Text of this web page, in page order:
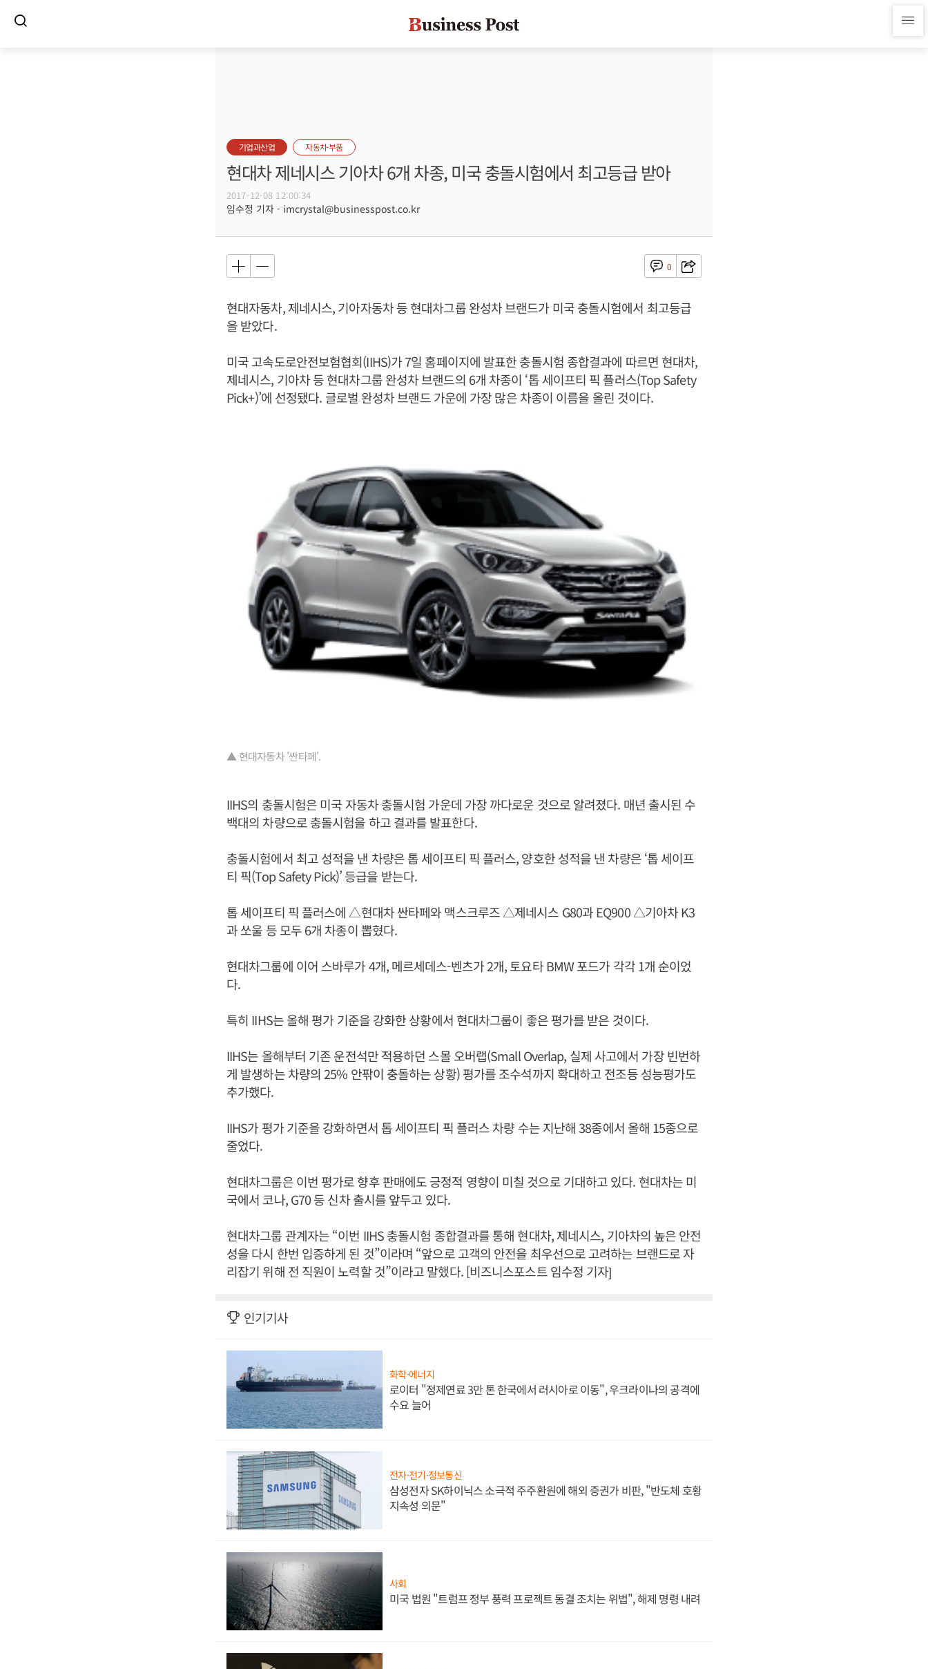
기업과산업 자동차·부품
현대차 제네시스 기아차 6개 차종, 미국 충돌시험에서 최고등급 받아
2017-12-08 12:00:34
임수정 기자 - imcrystal@businesspost.co.kr
0
현대자동차, 제네시스, 기아자동차 등 현대차그룹 완성차 브랜드가 미국 충돌시험에서 최고등급
을 받았다.
미국 고속도로안전보험협회(IIHS)가 7일 홈페이지에 발표한 충돌시험 종합결과에 따르면 현대차,
제네시스, 기아차 등 현대차그룹 완성차 브랜드의 6개 차종이 ‘톱 세이프티 픽 플러스(Top Safety
Pick+)’에 선정됐다. 글로벌 완성차 브랜드 가운에 가장 많은 차종이 이름을 올린 것이다.
▲ 현대자동차 '싼타페'.
IIHS의 충돌시험은 미국 자동차 충돌시험 가운데 가장 까다로운 것으로 알려졌다. 매년 출시된 수
백대의 차량으로 충돌시험을 하고 결과를 발표한다.
충돌시험에서 최고 성적을 낸 차량은 톱 세이프티 픽 플러스, 양호한 성적을 낸 차량은 ‘톱 세이프
티 픽(Top Safety Pick)’ 등급을 받는다.
톱 세이프티 픽 플러스에 △현대차 싼타페와 맥스크루즈 △제네시스 G80과 EQ900 △기아차 K3
과 쏘울 등 모두 6개 차종이 뽑혔다.
현대차그룹에 이어 스바루가 4개, 메르세데스-벤츠가 2개, 토요타 BMW 포드가 각각 1개 순이었
다.
특히 IIHS는 올해 평가 기준을 강화한 상황에서 현대차그룹이 좋은 평가를 받은 것이다.
IIHS는 올해부터 기존 운전석만 적용하던 스몰 오버랩(Small Overlap, 실제 사고에서 가장 빈번하
게 발생하는 차량의 25% 안팎이 충돌하는 상황) 평가를 조수석까지 확대하고 전조등 성능평가도
추가했다.
IIHS가 평가 기준을 강화하면서 톱 세이프티 픽 플러스 차량 수는 지난해 38종에서 올해 15종으로
줄었다.
현대차그룹은 이번 평가로 향후 판매에도 긍정적 영향이 미칠 것으로 기대하고 있다. 현대차는 미
국에서 코나, G70 등 신차 출시를 앞두고 있다.
현대차그룹 관계자는 “이번 IIHS 충돌시험 종합결과를 통해 현대차, 제네시스, 기아차의 높은 안전
성을 다시 한번 입증하게 된 것”이라며 “앞으로 고객의 안전을 최우선으로 고려하는 브랜드로 자
리잡기 위해 전 직원이 노력할 것”이라고 말했다. [비즈니스포스트 임수정 기자]
인기기사
화학·에너지
로이터 "정제연료 3만 톤 한국에서 러시아로 이동", 우크라이나의 공격에
수요 늘어
전자·전기·정보통신
삼성전자 SK하이닉스 소극적 주주환원에 해외 증권가 비판, "반도체 호황
지속성 의문"
사회
미국 법원 "트럼프 정부 풍력 프로젝트 동결 조치는 위법", 해제 명령 내려